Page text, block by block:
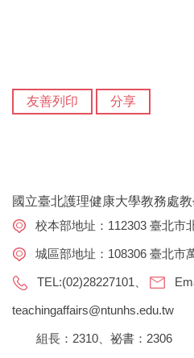
友善列印 分享
國立臺北護理健康大學教務處
校本部地址：112303 臺北市
城區部地址：108306 臺北市
TEL:(02)28227101、
teachingaffairs@ntunhs.edu.tw
組長：2310、祕書：2306